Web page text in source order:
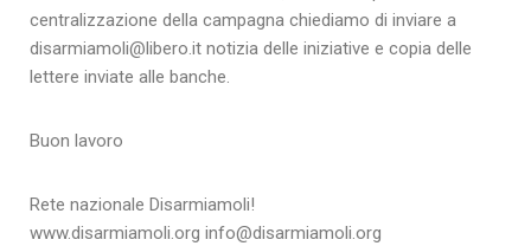
centralizzazione della campagna chiediamo di inviare a
disarmiamoli@libero.it notizia delle iniziative e copia delle
lettere inviate alle banche.
Buon lavoro
Rete nazionale Disarmiamoli!
www.disarmiamoli.org info@disarmiamoli.org